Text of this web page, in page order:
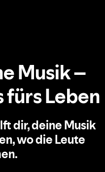
Musik –
fürs Leben
dir, deine Musik
wo die Leute